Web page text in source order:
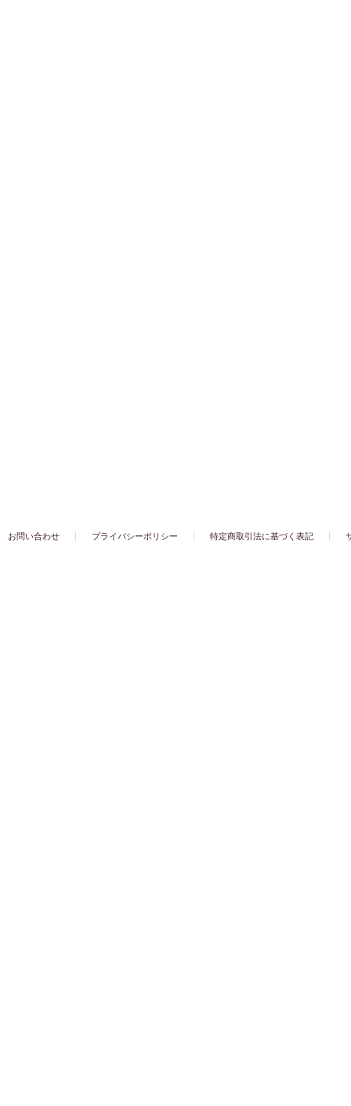
お問い合わせ プライバシーポリシー 特定商取引法に基づく表記